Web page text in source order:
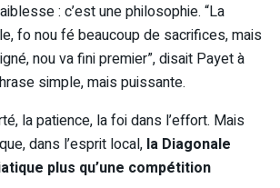
: c’est une philosophie. “La
fo nou fé beaucoup de sacrifices, mais
nou va fini premier”, disait Payet à
simple, mais puissante.
la patience, la foi dans l’effort. Mais
dans l’esprit local, la Diagonale
plus qu’une compétition